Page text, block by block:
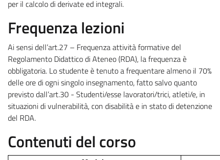
per il calcolo di derivate ed integrali.
Frequenza lezioni
Ai sensi dell’art.27 – Frequenza attività formative del
Regolamento Didattico di Ateneo (RDA), la frequenza è
obbligatoria. Lo studente è tenuto a frequentare almeno il 70%
delle ore di ogni singolo insegnamento, fatto salvo quanto
previsto dall’art.30 - Studenti/esse lavoratori/trici, atleti/e, in
situazioni di vulnerabilità, con disabilità e in stato di detenzione
del RDA.
Contenuti del corso